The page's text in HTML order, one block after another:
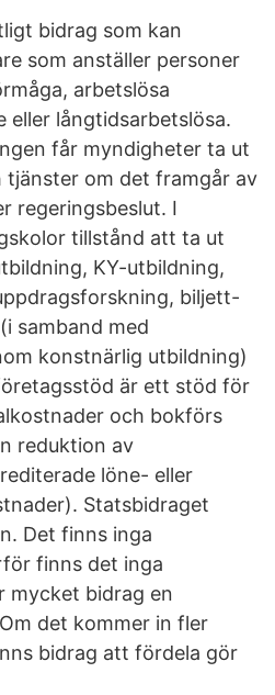
bidrag som kan
som anställer personer
arbetslösa
eller långtidsarbetslösa.
får myndigheter ta ut
om det framgår av
regeringsbeslut. I
tillstånd att ta ut
KY-utbildning,
biljett-
samband med
konstnärlig utbildning)
är ett stöd för
och bokförs
reduktion av
löne- eller
Statsbidraget
Det finns inga
finns det inga
mycket bidrag en
det kommer in fler
bidrag att fördela gör